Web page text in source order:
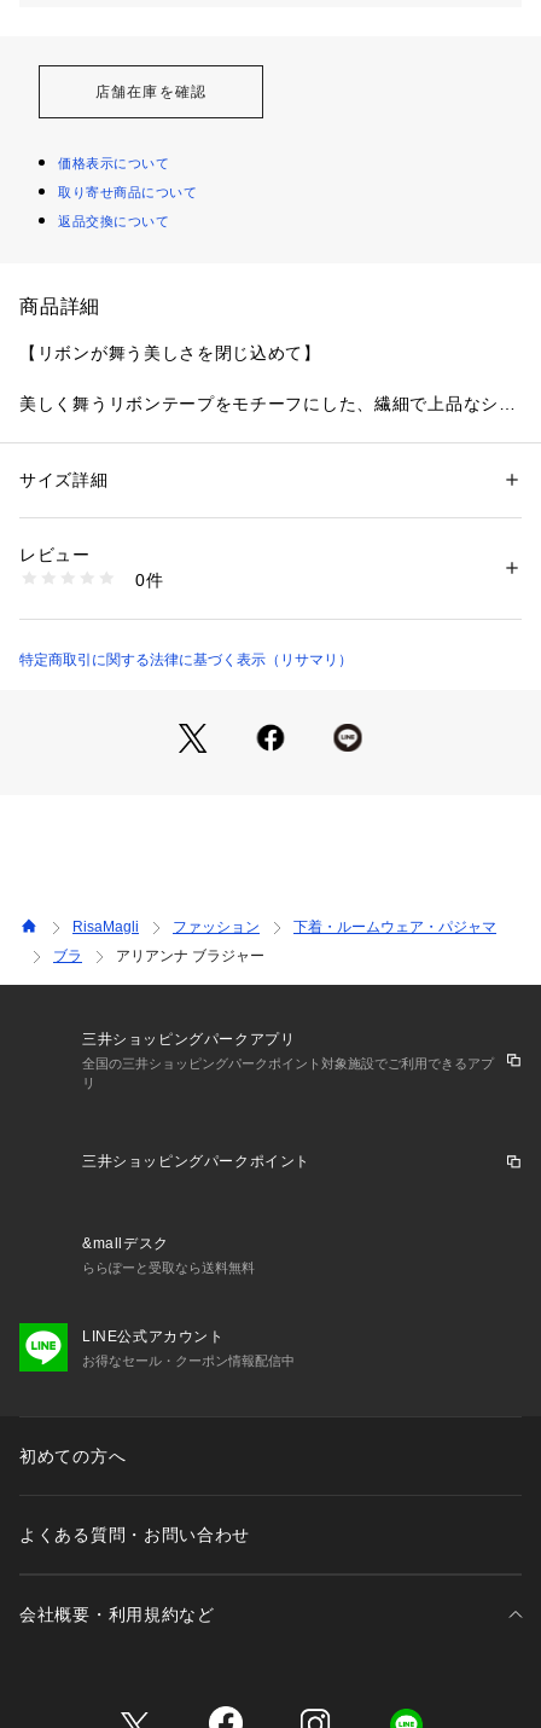
店舗在庫を確認
価格表示について
取り寄せ商品について
返品交換について
商品詳細
【リボンが舞う美しさを閉じ込めて】
美しく舞うリボンテープをモチーフにした、繊細で上品なシリ
プと、繊細な小花のインケミレースを組み合わせ、カラーのコ
をあしらい、上品な印象で落ち着いた大人の女性を演出しま
す。カップレースの下側には手描きのようなステッチで小花を
と可愛らしさをプラスしました。
日常のふとしたたたずまいも、美しいものへと変えてしまうよ
うなアイテムになれますように。ワンランク上の美しさを演出
央に寄せて美しいV字を演出します。カップは4枚接ぎ構造でよ
りバストにフィットし、やさしい着け心地のパターンです。G
カップ～は下カップにボーンを入れ、3段ホックを使用するこ
＜こんな方にオススメです＞
丸みのあるバストがお好きな方
・ワイヤーあり
・サイドボーンあり（樹脂製）
・ストラップ長さ調節可能（取り外し不可）
・68660 ブラジャー（B・C・D）
・68661 ブラジャー（E・F）
性別：レディース
素材：ナイロン・ポリエステル・ポリウレタン
商品番号：
N05-68662 （ショップ）
サイズ詳細
レビュー
0件
特定商取引に関する法律に基づく表示（リサマリ）
RisaMagli ファッション
下着・ルームウェア・パジャマ
ブラ
アリアンナ ブラジャー
三井ショッピングパークアプリ
全国の三井ショッピングパークポイント対象施設でご利用できるアプ
リ
三井ショッピングパークポイント
&mallデスク
ららぽーと受取なら送料無料
LINE公式アカウント
お得なセール・クーポン情報配信中
初めての方へ
よくある質問・お問い合わせ
会社概要・利用規約など